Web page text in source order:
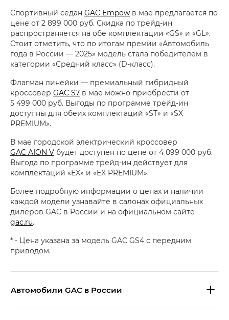
Спортивный седан GAC Empow в мае предлагается по
цене от 2 899 000 руб. Скидка по трейд-ин
распространяется на обе комплектации «GS» и «GL».
Стоит отметить, что по итогам премии «Автомобиль
года в России — 2025» модель стала победителем в
категории «Средний класс» (D-класс).
Флагман линейки — премиальный гибридный
кроссовер GAC S7 в мае можно приобрести от
5 499 000 руб. Выгоды по программе трейд-ин
доступны для обеих комплектаций «ST» и «SX
PREMIUM».
В мае городской электрический кроссовер
GAC AION V будет доступен по цене от 4 099 000 руб.
Выгода по программе трейд-ин действует для
комплектаций «EX» и «EX PREMIUM».
Более подробную информации о ценах и наличии
каждой модели узнавайте в салонах официальных
дилеров GAC в России и на официальном сайте
gac.ru.
* - Цена указана за модель GAC GS4 с передним
приводом.
Aвтомобили GAC в России